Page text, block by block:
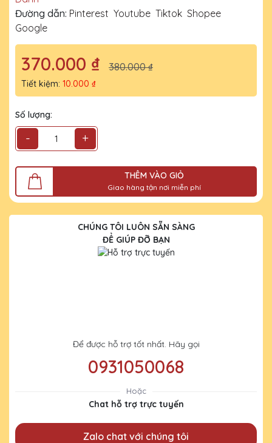
Đường dẫn: Pinterest Youtube Tiktok Shopee
Google
370.000 ₫ 380.000 ₫
Tiết kiệm: 10.000 ₫
Số lượng:
- +
THÊM VÀO GIỎ
Giao hàng tận nơi miễn phí
CHÚNG TÔI LUÔN SẴN SÀNG
ĐỂ GIÚP ĐỠ BẠN
Để được hỗ trợ tốt nhất. Hãy gọi
0931050068
Hoặc
Chat hỗ trợ trực tuyến
Zalo chat với chúng tôi